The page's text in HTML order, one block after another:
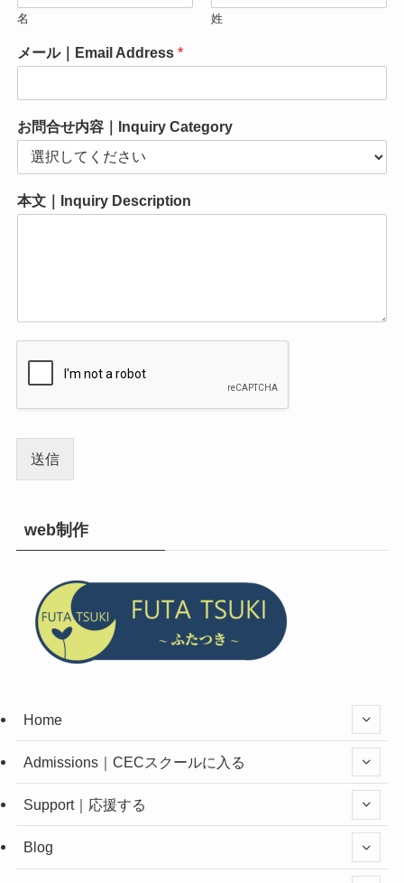
名 姓
メール｜Email Address *
お問合せ内容｜Inquiry Category
本文｜Inquiry Description
送信
web制作
Home
Admissions｜CECスクールに入る
Support｜応援する
Blog